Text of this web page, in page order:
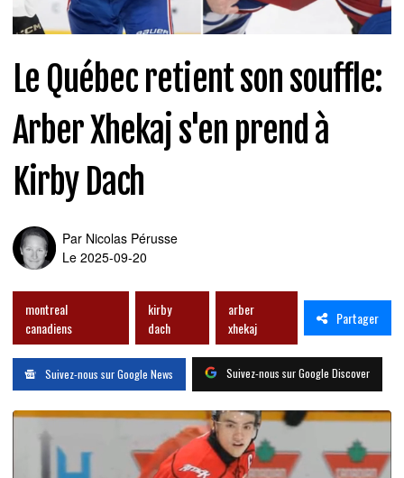
Le Québec retient son souffle:
Arber Xhekaj s'en prend à
Kirby Dach
Par Nicolas Pérusse
Le 2025-09-20
montreal
canadiens
kirby
dach
arber
xhekaj
Partager
Suivez-nous sur Google News Suivez-nous sur Google Discover